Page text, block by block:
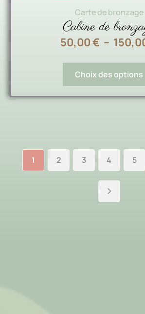
Carte de bronzage
Cabine de
50,00€ –
Choix des options
1 2 3 4 5